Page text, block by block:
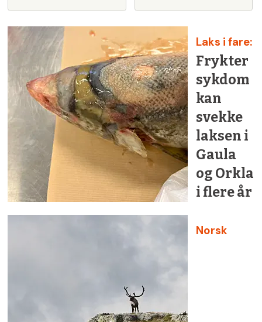
Laks i fare:
Frykter
sykdom
kan
svekke
laksen i
Gaula
og Orkla
i flere år
Norsk